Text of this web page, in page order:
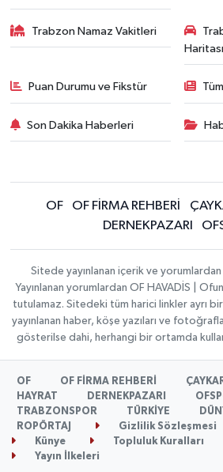
Trabzon Namaz Vakitleri
Haritası
Puan Durumu ve Fikstür
Son Dakika Haberleri
OF OF FİRMA REHBERİ
DERNEKPAZARI
Sitede yayınlanan içerik ve yorumlardan
Yayınlanan yorumlardan OF HAVADİS |
tutulamaz. Sitedeki tüm harici linkler ayrı
yayınlanan haber, köşe yazıları ve
gösterilse dahi, herhangi bir ortamda
OF OF FİRMA REHBERİ
HAYRAT
DERNEKPAZARI
TRABZONSPOR
TÜRKİYE
ROPÖRTAJ
Gizlilik Sözleşmesi
Künye
Topluluk Kuralları
Yayın İlkeleri